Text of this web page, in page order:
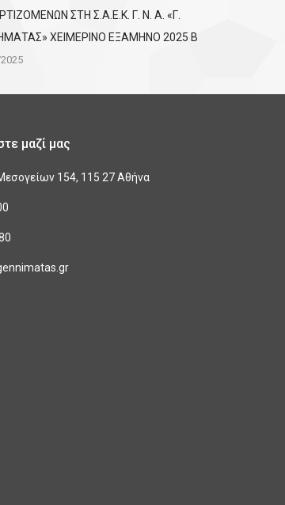
ΣΤΗ Σ.Α.Ε.Κ. Γ. Ν. Α. «Γ.
ΧΕΙΜΕΡΙΝΟ ΕΞΑΜΗΝΟ 2025 Β
μαζί μας
154, 115 27 Αθήνα